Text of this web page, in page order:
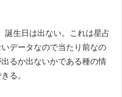
誕生日は出ない。これは星占
データなので当たり前なの
るか出ないかである種の情
る。